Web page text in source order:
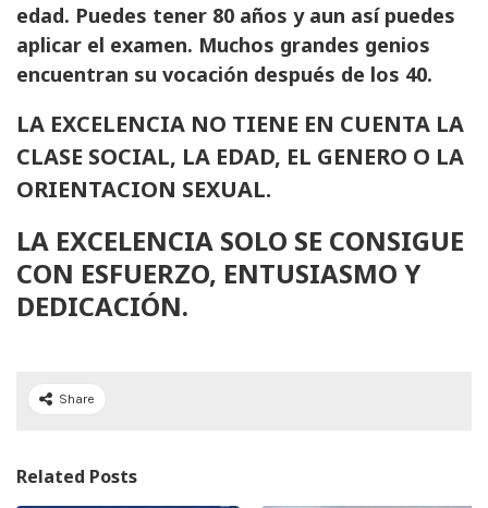
edad. Puedes tener 80 años y aun así puedes
aplicar el examen. Muchos grandes genios
encuentran su vocación después de los 40.
LA EXCELENCIA NO TIENE EN CUENTA LA
CLASE SOCIAL, LA EDAD, EL GENERO O LA
ORIENTACION SEXUAL.
LA EXCELENCIA SOLO SE CONSIGUE
CON ESFUERZO, ENTUSIASMO Y
DEDICACIÓN.
Share
Related Posts